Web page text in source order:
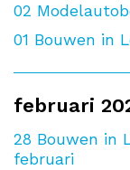
02
01 Bouwen in
februari
28 Bouwen in
februari